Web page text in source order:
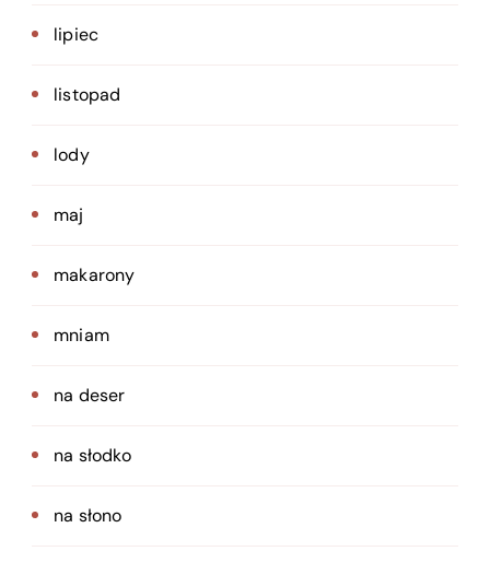
lipiec
listopad
lody
maj
makarony
mniam
na deser
na słodko
na słono